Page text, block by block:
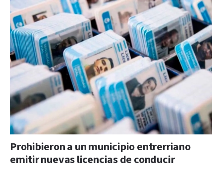
Prohibieron a un municipio entrerriano
emitir nuevas licencias de conducir